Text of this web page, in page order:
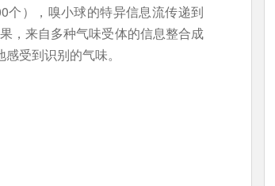
个），嗅小球的特异信息流传递到
，来自多种气味受体的信息整合成
受到识别的气味。